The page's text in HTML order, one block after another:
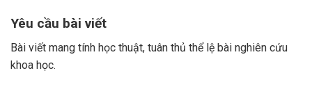
Yêu cầu bài viết
Bài viết mang tính học thuật, tuân thủ thể lệ bài nghiên cứu
khoa học.